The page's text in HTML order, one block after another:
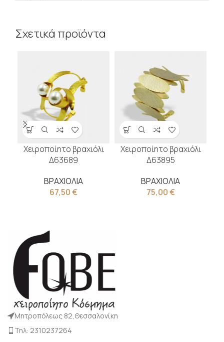
Σχετικά προϊόντα
Χειροποίητο βραχιόλι
Δ63689
ΒΡΑΧΙΟΛΙΑ
67,50€
Χειροποίητο βραχιόλι
Δ63895
ΒΡΑΧΙΟΛΙΑ
75,00€
Μητροπόλεως 82,Θεσσαλονίκη
Τηλ: 2310237264